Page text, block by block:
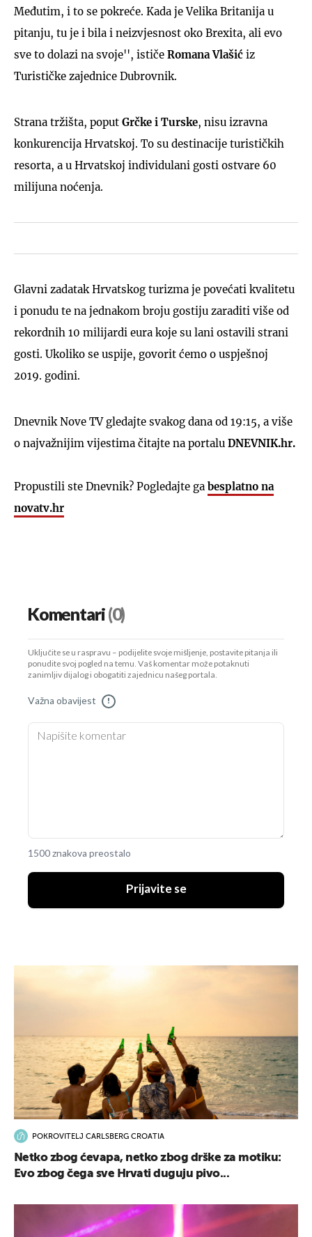
Međutim, i to se pokreće. Kada je Velika Britanija u
pitanju, tu je i bila i neizvjesnost oko Brexita, ali evo
sve to dolazi na svoje'', ističe Romana Vlašić iz
Turističke zajednice Dubrovnik.
Strana tržišta, poput Grčke i Turske, nisu izravna
konkurencija Hrvatskoj. To su destinacije turističkih
resorta, a u Hrvatskoj individulani gosti ostvare 60
milijuna noćenja.
Glavni zadatak Hrvatskog turizma je povećati kvalitetu
i ponudu te na jednakom broju gostiju zaraditi više od
rekordnih 10 milijardi eura koje su lani ostavili strani
gosti. Ukoliko se uspije, govorit ćemo o uspješnoj
2019. godini.
Dnevnik Nove TV gledajte svakog dana od 19:15, a više
o najvažnijim vijestima čitajte na portalu DNEVNIK.hr.
Propustili ste Dnevnik? Pogledajte ga besplatno na
novatv.hr
Komentari(0)
Uključite se u raspravu – podijelite svoje mišljenje, postavite pitanja ili
ponudite svoj pogled na temu. Vaš komentar može potaknuti
zanimljiv dijalog i obogatiti zajednicu našeg portala.
Važna obavijest !
1500 znakova preostalo
Prijavite se
POKROVITELJ CARLSBERG CROATIA
Netko zbog ćevapa, netko zbog drške za motiku:
Evo zbog čega sve Hrvati duguju pivo...